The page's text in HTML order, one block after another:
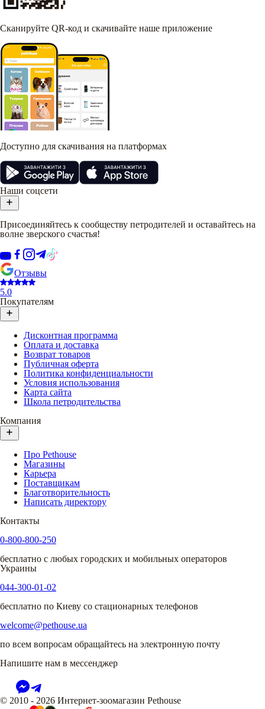
Сканируйте QR-код и скачивайте наше приложение
Доступно для скачивания на платформах
Наши соцсети
Присоединяйтесь к сообществу петродителей и оставайтесь на
волне зверского счастья!
Отзывы
5.0
Покупателям
Дисконтная программа
Оплата и доставка
Возврат товаров
Публичная оферта
Политика конфиденциальности
Условия использования
Карта сайта
Школа петродительства
Компания
Про Pethouse
Магазины
Карьера
Поставщикам
Благотворительность
Написать директору
Контакты
0-800-800-250
бесплатно с любых городских и мобильных операторов
Украины
044-300-01-02
бесплатно по Киеву со стационарных телефонов
welcome@pethouse.ua
по всем вопросам обращайтесь на электронную почту
Напишите нам в мессенджер
© 2010 - 2026 Интернет-зоомагазин Pethouse